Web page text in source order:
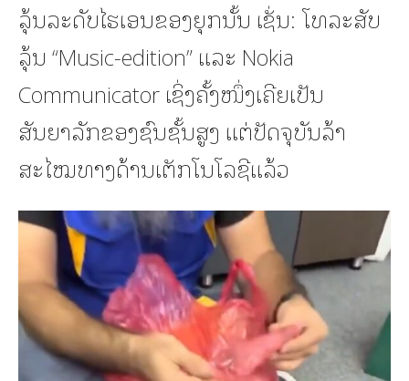
ລຸ້ນລະດັບໄຮເອນຂອງຍຸກນັ້ນ ເຊັ່ນ: ໂທລະສັບ
ລຸ້ນ “Music-edition” ແລະ Nokia
Communicator ເຊິ່ງຄັ້ງໜຶ່ງເຄີຍເປັນ
ສັນຍາລັກຂອງຊົນຊັ້ນສູງ ແຕ່ປັດຈຸບັນລ້າ
ສະໄໝທາງດ້ານເຕັກໂນໂລຊີແລ້ວ